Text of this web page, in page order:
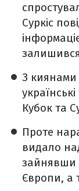
Суркіс
З киянами
Кубок та
Проте
видало
зайнявши
Європи, а